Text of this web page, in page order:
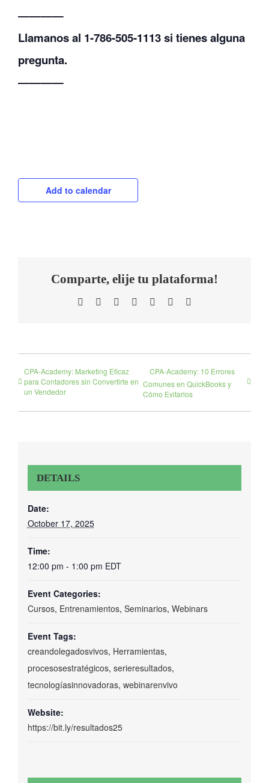
————
Llamanos al 1-786-505-1113 si tienes alguna
pregunta.
————
Add to calendar
Comparte, elije tu plataforma!
Facebook
TwitterLinkedInWhatsAppTelegram
Tumblr
CPA-Academy: Marketing Eficaz
para Contadores sin Convertirte en
un Vendedor
CPA-Academy: 10 Errores
Comunes en QuickBooks y
Cómo Evitarlos
DETAILS
Date:
October 17, 2025
Time:
12:00 pm - 1:00 pm EDT
Event Categories:
Cursos, Entrenamientos, Seminarios, Webinars
Event Tags:
creandolegadosvivos, Herramientas,
procesosestratégicos, serieresultados,
tecnologíasinnovadoras, webinarenvivo
Website:
https://bit.ly/resultados25